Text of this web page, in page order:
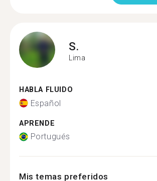
S.
Lima
HABLA FLUIDO
Español
APRENDE
Portugués
Mis temas preferidos